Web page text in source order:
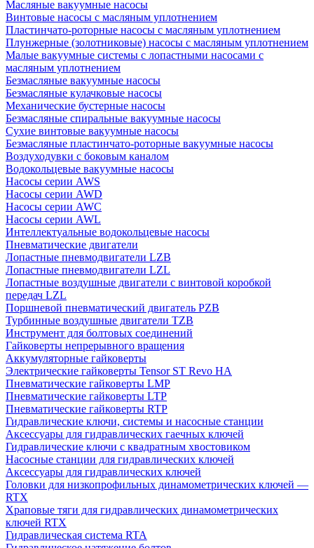
Масляные вакуумные насосы
Винтовые насосы с масляным уплотнением
Пластинчато-роторные насосы с масляным уплотнением
Плунжерные (золотниковые) насосы с масляным уплотнением
Малые вакуумные системы с лопастными насосами с
масляным уплотнением
Безмасляные вакуумные насосы
Безмасляные кулачковые насосы
Механические бустерные насосы
Безмасляные спиральные вакуумные насосы
Сухие винтовые вакуумные насосы
Безмасляные пластинчато-роторные вакуумные насосы
Воздуходувки с боковым каналом
Водокольцевые вакуумные насосы
Насосы серии AWS
Насосы серии AWD
Насосы серии AWC
Насосы серии AWL
Интеллектуальные водокольцевые насосы
Пневматические двигатели
Лопастные пневмодвигатели LZB
Лопастные пневмодвигатели LZL
Лопастные воздушные двигатели с винтовой коробкой
передач LZL
Поршневой пневматический двигатель PZB
Турбинные воздушные двигатели TZB
Инструмент для болтовых соединений
Гайковерты непрерывного вращения
Аккумуляторные гайковерты
Электрические гайковерты Tensor ST Revo HA
Пневматические гайковерты LMP
Пневматические гайковерты LTP
Пневматические гайковерты RTP
Гидравлические ключи, системы и насосные станции
Аксессуары для гидравлических гаечных ключей
Гидравлические ключи с квадратным хвостовиком
Насосные станции для гидравлических ключей
Аксессуары для гидравлических ключей
Головки для низкопрофильных динамометрических ключей —
RTX
Храповые тяги для гидравлических динамометрических
ключей RTX
Гидравлическая система RTA